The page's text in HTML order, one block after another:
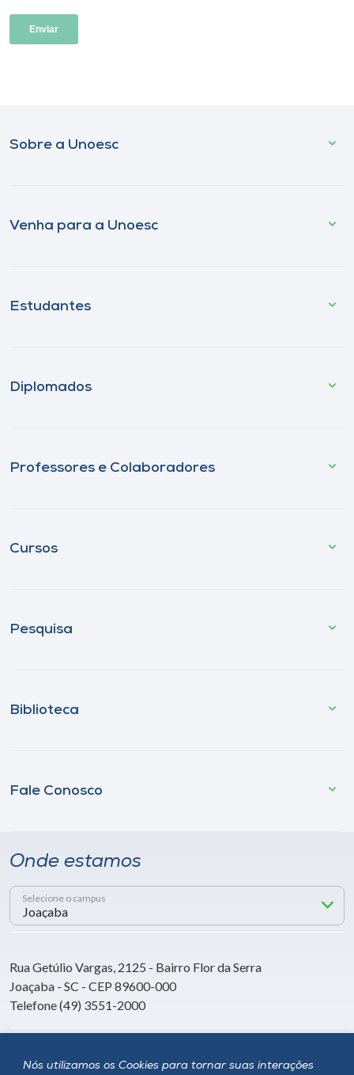
Nós utilizamos os Cookies para tornar suas interações
Sobre a Unoesc
Venha para a Unoesc
Estudantes
Diplomados
Professores e Colaboradores
Cursos
Pesquisa
Biblioteca
Fale Conosco
Onde estamos
Selecione o campus
Rua Getúlio Vargas, 2125 - Bairro Flor da Serra
Joaçaba - SC - CEP 89600-000
Telefone (49) 3551-2000
Siga a Unoesc